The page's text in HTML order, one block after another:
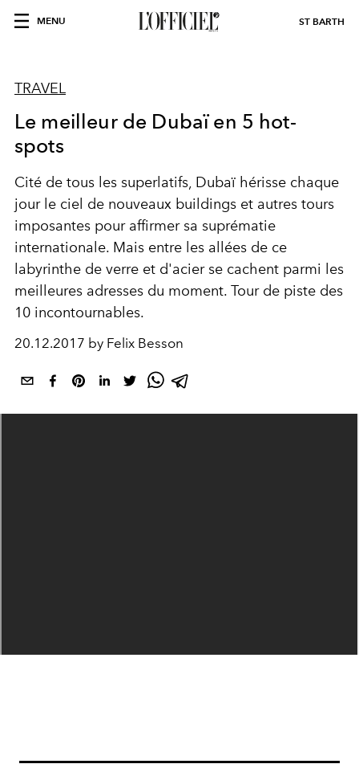
MENU ST BARTH
TRAVEL
Le meilleur de Dubaï en 5 hot-
spots
Cité de tous les superlatifs, Dubaï hérisse chaque
jour le ciel de nouveaux buildings et autres tours
imposantes pour affirmer sa suprématie
internationale. Mais entre les allées de ce
labyrinthe de verre et d'acier se cachent parmi les
meilleures adresses du moment. Tour de piste des
10 incontournables.
20.12.2017 by Felix Besson